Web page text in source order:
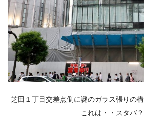
芝田１丁目交差点側に謎のガラス張りの
これは・・スタバ？